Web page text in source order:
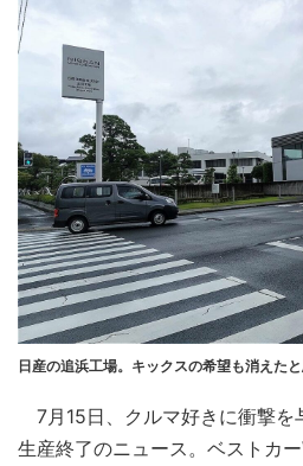
日産の追浜工場。キックスの希望も消えた
7月15日、クルマ好きに衝撃を
生産終了のニュース。ベストカ